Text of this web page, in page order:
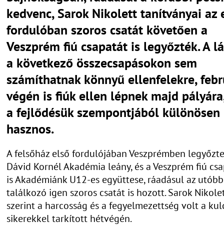
kedvenc, Sarok Nikolett tanítványai az
fordulóban szoros csatát követően a
Veszprém fiú csapatát is legyőzték. A
a következő összecsapásokon sem
számíthatnak könnyű ellenfelekre,
végén is fiúk ellen lépnek majd
a fejlődésük szempontjából különösen
hasznos.
A felsőház első fordulójában Veszprémben
Dávid Kornél Akadémia leány, és a Veszprém fiú
is Akadémiánk U12-es együttese, ráadásul az
találkozó igen szoros csatát is hozott. Sarok
szerint a harcosság és a fegyelmezettség volt a
sikerekkel tarkított hétvégén.